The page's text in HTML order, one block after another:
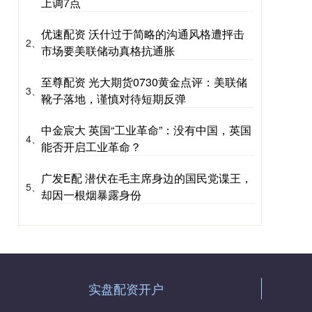
2、
优速配资 沃什过于简略的沟通风格遭抨击
市场要美联储动真格抗通胀
3、
至尊配资 光大期货0730黄金点评：美联储
靴子落地，谨慎对待短期反弹
4、
中金宸大 英国“工业革命”：没有中国，英国
能否开启工业革命？
5、
广发E配 潜伏在毛主席身边的国民党谍王，
却因一根烟暴露身份
实盘配资开户